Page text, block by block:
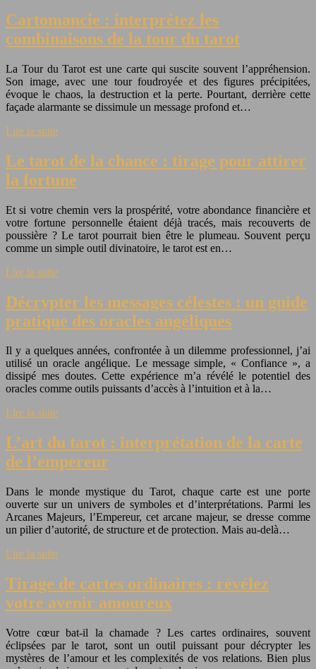
Cartomancie : interprétez les
combinaisons de la tour du tarot
La Tour du Tarot est une carte qui suscite souvent l’appréhension.
Son image, avec une tour foudroyée et des figures précipitées,
évoque le chaos, la destruction et la perte. Pourtant, derrière cette
façade alarmante se dissimule un message profond et…
Lire la suite
Le tarot de la chance : tirage pour attirer
la fortune
Et si votre chemin vers la prospérité, votre abondance financière et
votre fortune personnelle étaient déjà tracés, mais recouverts de
poussière ? Le tarot pourrait bien être le plumeau. Souvent perçu
comme un simple outil divinatoire, le tarot est en…
Lire la suite
Décrypter les messages célestes : un guide
pratique des oracles angéliques
Il y a quelques années, confrontée à un dilemme professionnel, j’ai
utilisé un oracle angélique. Le message simple, « Confiance », a
dissipé mes doutes. Cette expérience m’a révélé le potentiel des
oracles comme outils puissants d’accès à l’intuition et à la…
Lire la suite
L’art du tarot : interprétation de la carte
de l’empereur
Dans le monde mystique du Tarot, chaque carte est une porte
ouverte sur un univers de symboles et d’interprétations. Parmi les
Arcanes Majeurs, l’Empereur, cet arcane majeur, se dresse comme
un pilier d’autorité, de structure et de protection. Mais au-delà…
Lire la suite
Tirage de cartes ordinaires : révélez
votre avenir amoureux
Votre cœur bat-il la chamade ? Les cartes ordinaires, souvent
éclipsées par le tarot, sont un outil puissant pour décrypter les
mystères de l’amour et les complexités de vos relations. Bien plus